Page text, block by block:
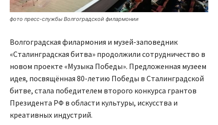
фото пресс-службы Волгоградской филармонии
Волгоградская филармония и музей-заповедник
«Сталинградская битва» продолжили сотрудничество в
новом проекте «Музыка Победы». Предложенная музеем
идея, посвящённая 80-летию Победы в Сталинградской
битве, стала победителем второго конкурса грантов
Президента РФ в области культуры, искусства и
креативных индустрий.